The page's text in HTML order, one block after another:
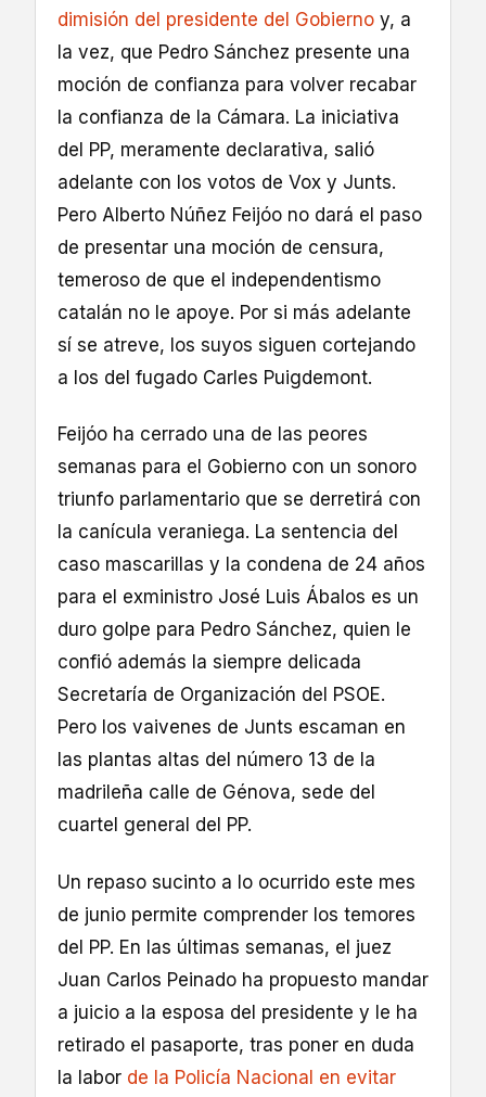
dimisión del presidente del Gobierno y, a
la vez, que Pedro Sánchez presente una
moción de confianza para volver recabar
la confianza de la Cámara. La iniciativa
del PP, meramente declarativa, salió
adelante con los votos de Vox y Junts.
Pero Alberto Núñez Feijóo no dará el paso
de presentar una moción de censura,
temeroso de que el independentismo
catalán no le apoye. Por si más adelante
sí se atreve, los suyos siguen cortejando
a los del fugado Carles Puigdemont.
Feijóo ha cerrado una de las peores
semanas para el Gobierno con un sonoro
triunfo parlamentario que se derretirá con
la canícula veraniega. La sentencia del
caso mascarillas y la condena de 24 años
para el exministro José Luis Ábalos es un
duro golpe para Pedro Sánchez, quien le
confió además la siempre delicada
Secretaría de Organización del PSOE.
Pero los vaivenes de Junts escaman en
las plantas altas del número 13 de la
madrileña calle de Génova, sede del
cuartel general del PP.
Un repaso sucinto a lo ocurrido este mes
de junio permite comprender los temores
del PP. En las últimas semanas, el juez
Juan Carlos Peinado ha propuesto mandar
a juicio a la esposa del presidente y le ha
retirado el pasaporte, tras poner en duda
la labor de la Policía Nacional en evitar